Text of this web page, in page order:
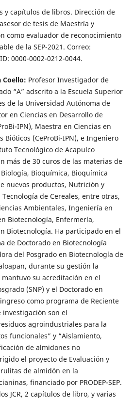
y capítulos de libros. Dirección de
de tesis de Maestría y
como evaluador de reconocimiento
de la SEP-2021. Correo:
0000-0002-0212-0044.
Coello: Profesor Investigador de
“A” adscrito a la Escuela Superior
de la Universidad Autónoma de
en Ciencias en Desarrollo de
IPN), Maestra en Ciencias en
Bióticos (CeProBi-IPN), e Ingeniero
Tecnológico de Acapulco
más de 30 curos de las materias de
Bioquímica, Bioquímica
nuevos productos, Nutrición y
de Cereales, entre otras,
Ambientales, Ingeniería en
Biotecnología, Enfermería,
Biotecnología. Ha participado en el
de Doctorado en Biotecnología
del Posgrado en Biotecnología de
durante su gestión la
su acreditación en el
(SNP) y el Doctorado en
como programa de Reciente
investigación son el
agroindustriales para la
funcionales” y “Aislamiento,
de almidones no
el proyecto de Evaluación y
de almidón en la
financiado por PRODEP-SEP.
JCR, 2 capítulos de libro, y varias